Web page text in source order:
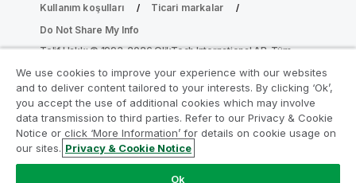
Kullanım koşulları
Ticari markalar
Do Not Share My Info
Telif Hakkı © 1993-2026 QlikTech International AB. Tüm
Analiz Modernleştirme Programına katılın
Analiz Modernleştirme Programı ile değerli QlikView
uygulamalarınızı ödün vermeden modernleştirin.
We use cookies to improve your experience with our websites
and to deliver content tailored to your interests. By clicking ‘Ok’,
you accept the use of additional cookies which may involve
data transmission to third parties. Refer to our Privacy & Cookie
Notice or click ‘More Information’ for details on cookie usage on
our sites. Privacy & Cookie Notice
Ok